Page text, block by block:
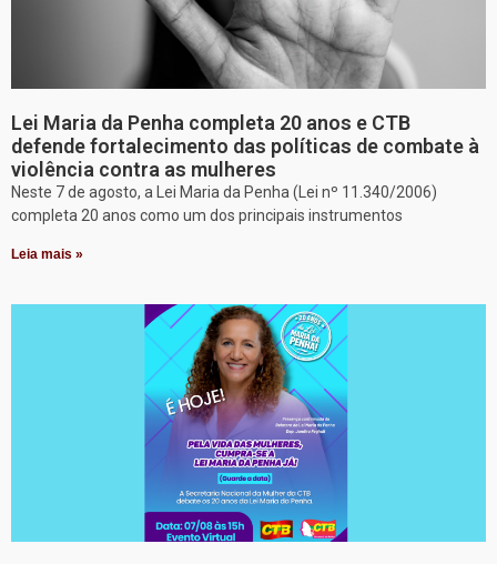
Lei Maria da Penha completa 20 anos e CTB
defende fortalecimento das políticas de combate à
violência contra as mulheres
Neste 7 de agosto, a Lei Maria da Penha (Lei nº 11.340/2006)
completa 20 anos como um dos principais instrumentos
Leia mais »